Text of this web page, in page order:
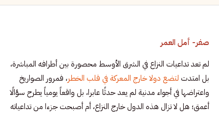
صفر- أمل العمر
لم تعد تداعيات النزاع في الشرق الأوسط محصورة بين أطرافه المباشرة،
بل امتدت لتضع دولا خارج المعركة في قلب الخطر، فمرور الصواريخ
واعتراضها في أجواء مدنية لم يعد حدثًا عابرا، بل واقعاً يومياً يطرح سؤالًا
أعمق؛ هل لا تزال هذه الدول خارج النزاع، أم أصبحت جزءا من تداعياته